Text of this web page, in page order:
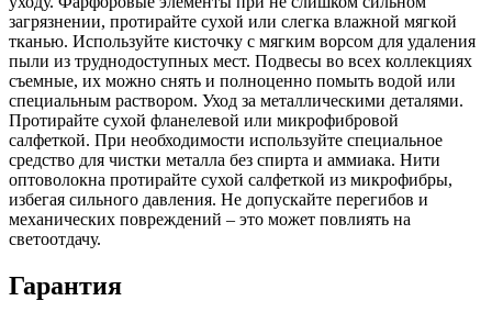
загрязнении, протирайте сухой или слегка влажной мягкой
тканью. Используйте кисточку с мягким ворсом для удаления
пыли из труднодоступных мест. Подвесы во всех коллекциях
съемные, их можно снять и полноценно помыть водой или
специальным раствором. Уход за металлическими деталями.
Протирайте сухой фланелевой или микрофибровой
салфеткой. При необходимости используйте специальное
средство для чистки металла без спирта и аммиака. Нити
оптоволокна протирайте сухой салфеткой из микрофибры,
избегая сильного давления. Не допускайте перегибов и
механических повреждений – это может повлиять на
светоотдачу.
Гарантия